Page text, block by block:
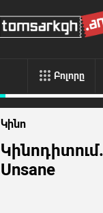
Բոլորը
Կինո
Unsane